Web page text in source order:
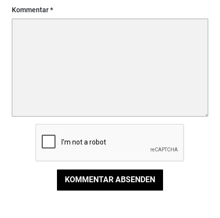
Kommentar
KOMMENTAR ABSENDEN